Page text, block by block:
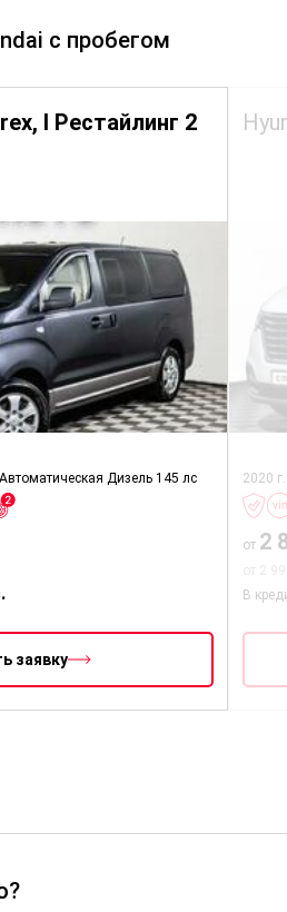
с пробегом
I Рестайлинг 2
Автоматическая Дизель 145 лс
заявку
2020
от 2
В